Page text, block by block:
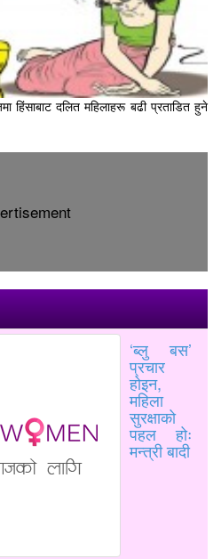
हिंसाबाट दलित महिलाहरू बढी प्रताडित हुने
‘ब्लु बस’
प्रचार
होइन,
महिला
सुरक्षाको
पहल होः
मन्त्री बादी